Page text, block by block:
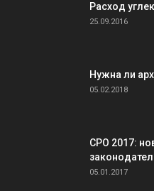
Расход
25.09.2016
Нужна ли
05.02.2018
СРО 2017:
05.01.2017